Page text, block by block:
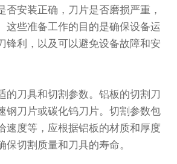
否安装正确，刀片是否磨损严重，
这些准备工作的目的是确保设备运
锋利，以及可以避免设备故障和安
刀具和切割参数。铝板的切割刀
钢刀片或碳化钨刀片。切割参数包
速度等，应根据铝板的材质和厚度
保切割质量和刀具的寿命。